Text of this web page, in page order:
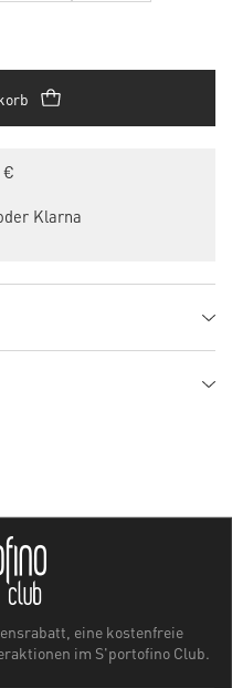
€
Klarna
eine kostenfreie
im S'portofino Club.